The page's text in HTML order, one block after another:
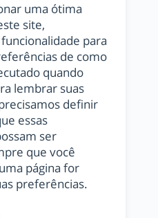
uma ótima
site,
para
de como
quando
lembrar suas
definir
essas
ser
que você
página for
preferências.